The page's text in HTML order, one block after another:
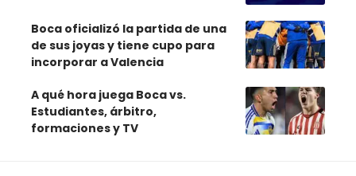
Boca oficializó la partida de una
de sus joyas y tiene cupo para
incorporar a Valencia
A qué hora juega Boca vs.
Estudiantes, árbitro,
formaciones y TV